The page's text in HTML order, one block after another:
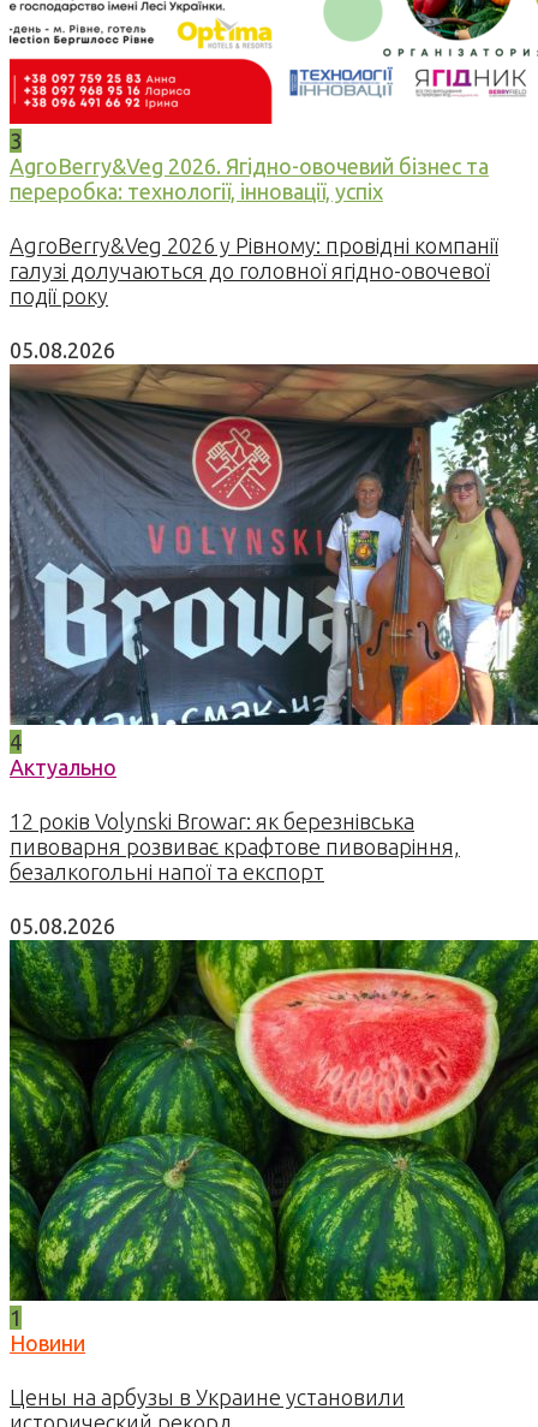
3
AgroBerry&Veg 2026. Ягідно-овочевий бізнес та
переробка: технології, інновації, успіх
AgroBerry&Veg 2026 у Рівному: провідні компанії
галузі долучаються до головної ягідно-овочевої
події року
05.08.2026
4
Актуально
12 років Volynski Browar: як березнівська
пивоварня розвиває крафтове пивоваріння,
безалкогольні напої та експорт
05.08.2026
1
Новини
Цены на арбузы в Украине установили
исторический рекорд